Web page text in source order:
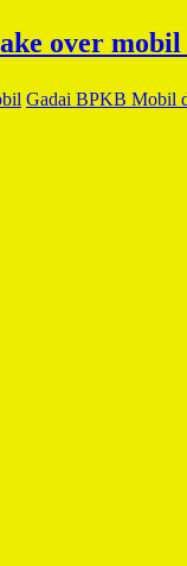
Gadai BPKB Mobil